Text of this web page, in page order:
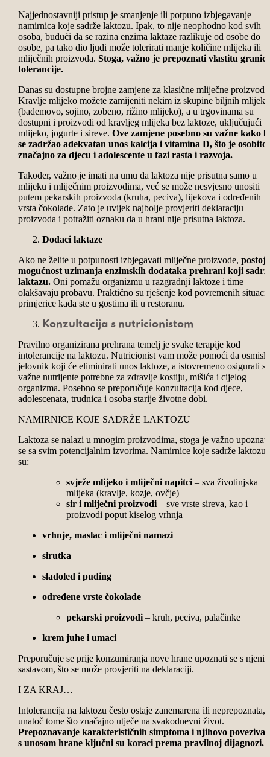
Najjednostavniji pristup je smanjenje ili potpuno izbjegavanje
namirnica koje sadrže laktozu. Ipak, to nije neophodno kod svih
osoba, budući da se razina enzima laktaze razlikuje od osobe do
osobe, pa tako dio ljudi može tolerirati manje količine mlijeka ili
mliječnih proizvoda. Stoga, važno je prepoznati vlastitu
tolerancije.
Danas su dostupne brojne zamjene za klasične mliječne
Kravlje mlijeko možete zamijeniti nekim iz skupine biljnih mlijeka
(bademovo, sojino, zobeno, rižino mlijeko), a u trgovinama su
dostupni i proizvodi od kravljeg mlijeka bez laktoze, uključujući
mlijeko, jogurte i sireve. Ove zamjene posebno su važne kako
se zadržao adekvatan unos kalcija i vitamina D, što je osobito
značajno za djecu i adolescente u fazi rasta i razvoja.
Također, važno je imati na umu da laktoza nije prisutna samo u
mlijeku i mliječnim proizvodima, već se može nesvjesno unositi
putem pekarskih proizvoda (kruha, peciva), lijekova i određenih
vrsta čokolade. Zato je uvijek najbolje provjeriti deklaraciju
proizvoda i potražiti oznaku da u hrani nije prisutna laktoza.
Dodaci laktaze
Ako ne želite u potpunosti izbjegavati mliječne proizvode, postoji
mogućnost uzimanja enzimskih dodataka prehrani koji
laktazu.Oni pomažu organizmu u razgradnji laktoze i time
olakšavaju probavu. Praktično su rješenje kod povremenih
primjerice kada ste u gostima ili u restoranu.
Konzultacija s nutricionistom
Pravilno organizirana prehrana temelj je svake terapije kod
intolerancije na laktozu. Nutricionist vam može pomoći da
jelovnik koji će eliminirati unos laktoze, a istovremeno osigurati
važne nutrijente potrebne za zdravlje kostiju, mišića i cijelog
organizma. Posebno se preporučuje konzultacija kod djece,
adolescenata, trudnica i osoba starije životne dobi.
NAMIRNICE KOJE SADRŽE LAKTOZU
Laktoza se nalazi u mnogim proizvodima, stoga je važno upoznati
se sa svim potencijalnim izvorima. Namirnice koje sadrže laktozu
su:
svježe mlijeko i mliječni napitci– sva životinjska
mlijeka (kravlje, kozje, ovčje)
sir i mliječni proizvodi– sve vrste sireva, kao i
proizvodi poput kiselog vrhnja
vrhnje, maslac i mliječni namazi
sirutka
sladoled i puding
određene vrste čokolade
pekarski proizvodi– kruh, peciva, palačinke
krem juhe i umaci
Preporučuje se prije konzumiranja nove hrane upoznati se s
sastavom, što se može provjeriti na deklaraciji.
I ZA KRAJ…
Intolerancija na laktozu često ostaje zanemarena ili neprepoznata,
unatoč tome što značajno utječe na svakodnevni život.
Prepoznavanje karakterističnih simptoma i njihovo
s unosom hrane ključni su koraci prema pravilnoj dijagnozi.